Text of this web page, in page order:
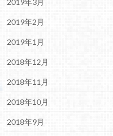
2019年2月
2019年1月
2018年12月
2018年11月
2018年10月
2018年9月